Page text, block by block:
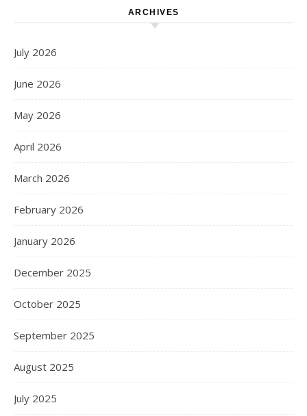
ARCHIVES
July 2026
June 2026
May 2026
April 2026
March 2026
February 2026
January 2026
December 2025
October 2025
September 2025
August 2025
July 2025